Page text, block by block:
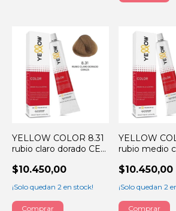
YELLOW COLOR 8.31
rubio claro dorado CEN
$10.450,00
¡Solo quedan2 en stock!
YELLOW
rubio medio
$10.450,00
¡Solo quedan2